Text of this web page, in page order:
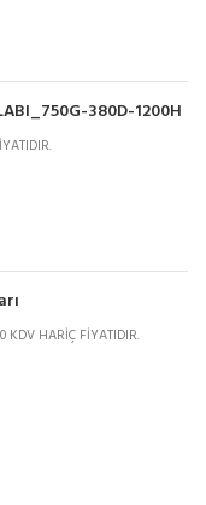
380D-1200H
KDV HARİÇ FİYATIDIR.